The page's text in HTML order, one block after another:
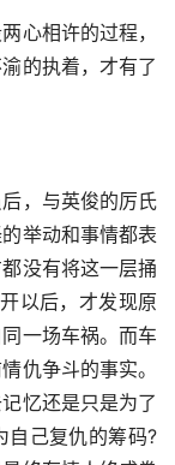
心相许的过程，
的执着，才有了
，与英俊的厉氏
举动和事情都表
没有将这一层捅
以后，才发现原
一场车祸。而车
仇争斗的事实。
忆还是只是为了
自己复仇的筹码?